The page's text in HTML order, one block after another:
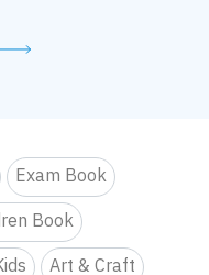
Exam Book
Book
Art & Craft